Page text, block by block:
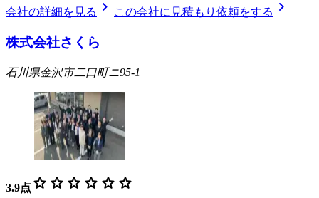
会社の詳細を見る chevron_right この会社に見積もり依頼をする chevron_right
株式会社さくら
石川県金沢市二口町ニ95-1
3.9点 star star star star star star